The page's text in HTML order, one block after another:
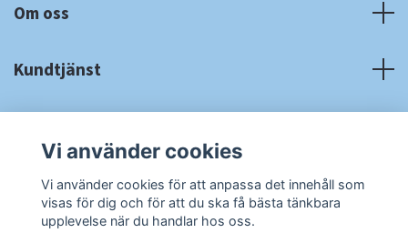
Om oss
Kundtjänst
Sociala medier
Vi använder cookies
Vi använder cookies för att anpassa det innehåll som
visas för dig och för att du ska få bästa tänkbara
upplevelse när du handlar hos oss.